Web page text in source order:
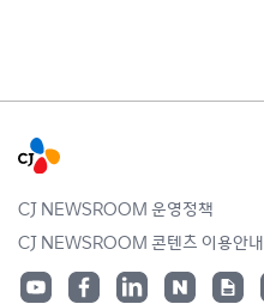
CJ NEWSROOM 운영정책
CJ NEWSROOM 콘텐츠 이용안내